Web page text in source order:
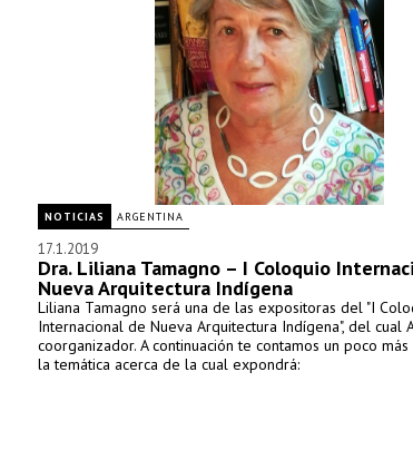
NOTICIAS ARGENTINA
17.1.2019
Dra. Liliana Tamagno – I Coloquio
Nueva Arquitectura Indígena
Liliana Tamagno será una de las expositoras del "I
Internacional de Nueva Arquitectura Indígena", del cual
coorganizador. A continuación te contamos un poco
la temática acerca de la cual expondrá: